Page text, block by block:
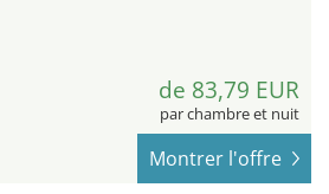
de 83,79 EUR
par chambre et nuit
Montrer l'offre